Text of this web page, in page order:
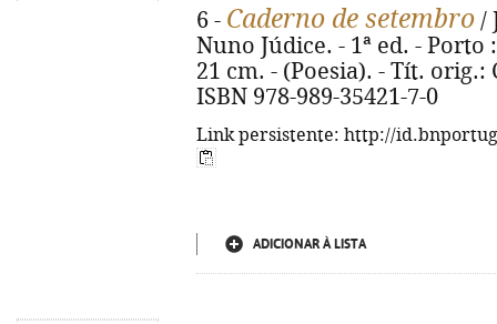
6 - Caderno de setembro /
Nuno Júdice. - 1ª ed. - Porto
21 cm. - (Poesia). - Tít.
ISBN 978-989-35421-7-0
Link persistente: http://
ADICIONAR À LISTA